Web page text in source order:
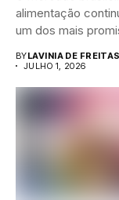
alimentação
um dos mais
BYLAVINIA DE FREITAS
JULHO 1, 2026